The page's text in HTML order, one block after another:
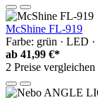
McShine FL-919
Farbe: grün · LED
ab 41,99 €*
2 Preise vergleichen